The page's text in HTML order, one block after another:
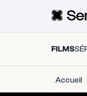
FILMS
Accueil